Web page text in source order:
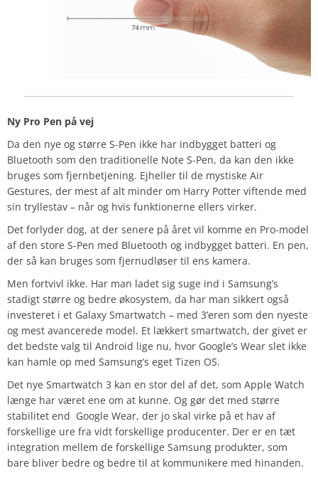
Ny Pro Pen på vej
Da den nye og større S-Pen ikke har indbygget batteri og
Bluetooth som den traditionelle Note S-Pen, da kan den ikke
bruges som fjernbetjening. Ejheller til de mystiske Air
Gestures, der mest af alt minder om Harry Potter viftende med
sin tryllestav – når og hvis funktionerne ellers virker.
Det forlyder dog, at der senere på året vil komme en Pro-model
af den store S-Pen med Bluetooth og indbygget batteri. En pen,
der så kan bruges som fjernudløser til ens kamera.
Men fortvivl ikke. Har man ladet sig suge ind i Samsung’s
stadigt større og bedre økosystem, da har man sikkert også
investeret i et Galaxy Smartwatch – med 3’eren som den nyeste
og mest avancerede model. Et lækkert smartwatch, der givet er
det bedste valg til Android lige nu, hvor Google’s Wear slet ikke
kan hamle op med Samsung’s eget Tizen OS.
Det nye Smartwatch 3 kan en stor del af det, som Apple Watch
længe har været ene om at kunne. Og gør det med større
stabilitet end Google Wear, der jo skal virke på et hav af
forskellige ure fra vidt forskellige producenter. Der er en tæt
integration mellem de forskellige Samsung produkter, som
bare bliver bedre og bedre til at kommunikere med hinanden.